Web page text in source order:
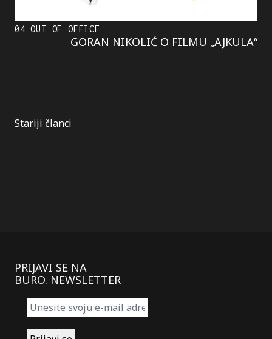
04 OUT OF OFFICE
GORAN NIKOLIĆ O FILMU „AJKULA“
Kretanje
Stariji članci
PRIJAVI SE NA
BURO. NEWSLETTER